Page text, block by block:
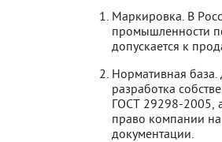
Маркировка. В
промышленности
допускается к
Нормативная
разработка
ГОСТ 29298-2005,
право компании на
документации.